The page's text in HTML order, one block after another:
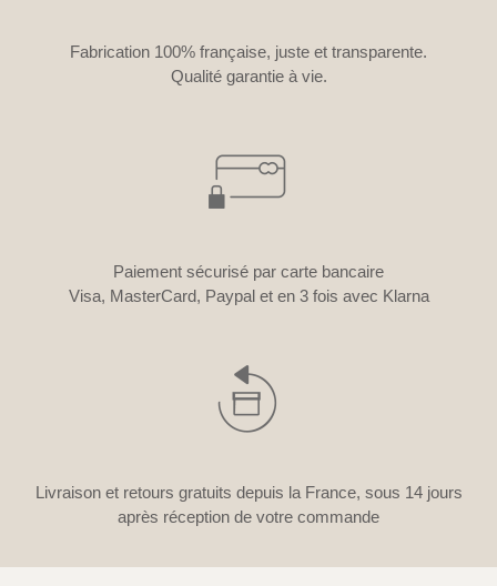
Fabrication 100% française, juste et transparente.
Qualité garantie à vie.
Paiement sécurisé par carte bancaire
Visa, MasterCard, Paypal et en 3 fois avec Klarna
Livraison et retours gratuits depuis la France, sous 14 jours
après réception de votre commande